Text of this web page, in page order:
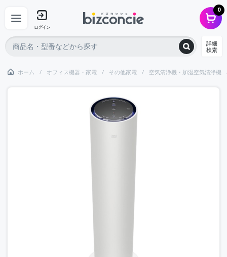
ログイン
0
詳細
検索
ホーム オフィス機器・家電 その他家電 空気清浄機・加湿空気清浄機